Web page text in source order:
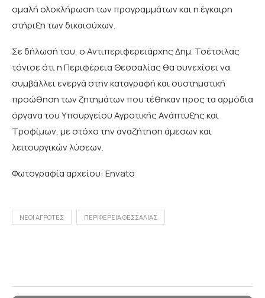
ομαλή ολοκλήρωση των προγραμμάτων και η έγκαιρη
στήριξη των δικαιούχων.
Σε δήλωσή του, ο Αντιπεριφερειάρχης Δημ. Τσέτσιλας
τόνισε ότι η Περιφέρεια Θεσσαλίας θα συνεχίσει να
συμβάλλει ενεργά στην καταγραφή και συστηματική
προώθηση των ζητημάτων που τέθηκαν προς τα αρμόδια
όργανα του Υπουργείου Αγροτικής Ανάπτυξης και
Τροφίμων, με στόχο την αναζήτηση άμεσων και
λειτουργικών λύσεων.
Φωτογραφία αρχείου: Envato
ΝΕΟΙ ΑΓΡΟΤΕΣ ΠΕΡΙΦΕΡΕΙΑ ΘΕΣΣΑΛΙΑΣ